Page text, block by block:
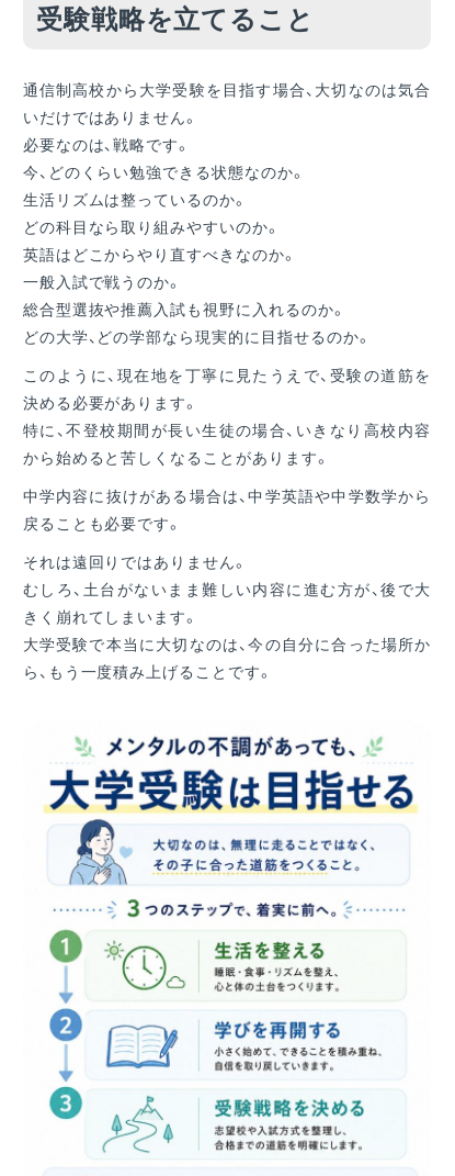
受験戦略を立てること
通信制高校から大学受験を目指す場合、大切なのは気合
いだけではありません。
必要なのは、戦略です。
今、どのくらい勉強できる状態なのか。
生活リズムは整っているのか。
どの科目なら取り組みやすいのか。
英語はどこからやり直すべきなのか。
一般入試で戦うのか。
総合型選抜や推薦入試も視野に入れるのか。
どの大学、どの学部なら現実的に目指せるのか。
このように、現在地を丁寧に見たうえで、受験の道筋を
決める必要があります。
特に、不登校期間が長い生徒の場合、いきなり高校内容
から始めると苦しくなることがあります。
中学内容に抜けがある場合は、中学英語や中学数学から
戻ることも必要です。
それは遠回りではありません。
むしろ、土台がないまま難しい内容に進む方が、後で大
きく崩れてしまいます。
大学受験で本当に大切なのは、今の自分に合った場所か
ら、もう一度積み上げることです。